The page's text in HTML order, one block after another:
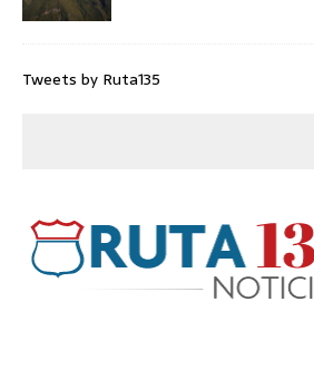
Tweets by Ruta135